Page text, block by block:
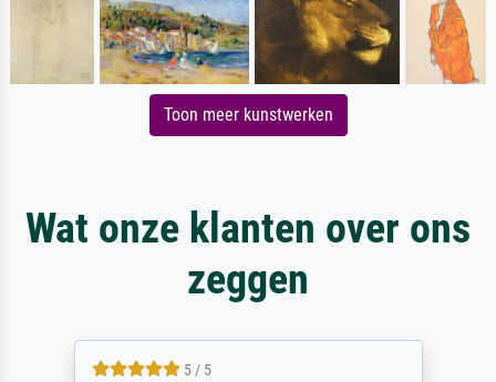
Toon meer kunstwerken
Wat onze klanten over ons
zeggen
5 / 5